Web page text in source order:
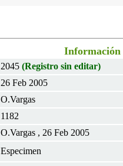
Información
2045 (Registro sin editar)
26 Feb 2005
O.Vargas
1182
O.Vargas , 26 Feb 2005
Especimen